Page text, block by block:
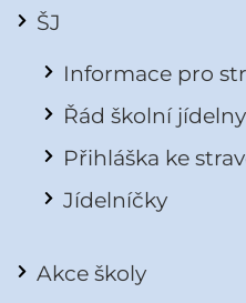
ŠJ
Informace pro
Řád školní jídelny
Přihláška ke
Jídelníčky
Akce školy